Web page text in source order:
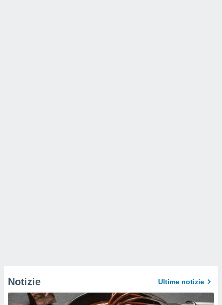
Notizie Ultime notizie